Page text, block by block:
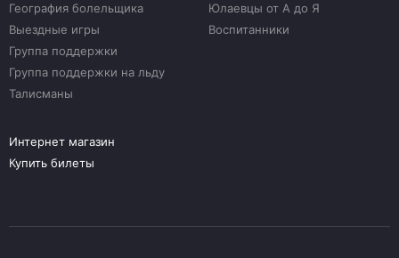
География болельщика
Выездные игры
Группа поддержки
Группа поддержки на льду
Талисманы
Юлаевцы от А до Я
Воспитанники
Интернет магазин
Купить билеты